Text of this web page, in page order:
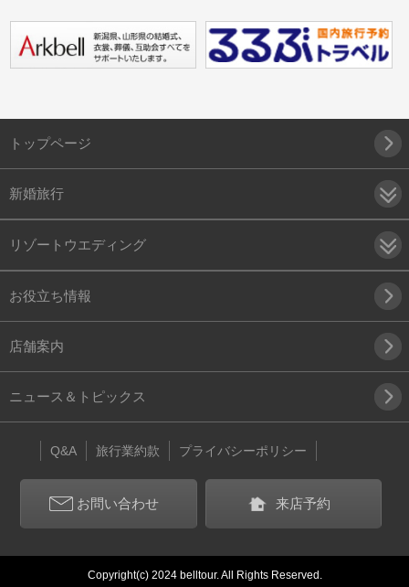
トップページ
新婚旅行
リゾートウエディング
お役立ち情報
店舗案内
ニュース＆トピックス
Q&A 旅行業約款 プライバシーポリシー
お問い合わせ 来店予約
Copyright(c) 2024 belltour. All Rights Reserved.